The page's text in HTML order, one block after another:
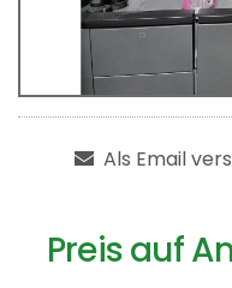
Als Email
Preis auf